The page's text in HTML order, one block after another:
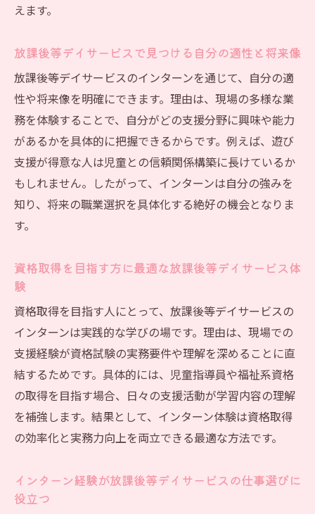
の実例
自分らしいキャリアを築くインターン体験ガイ
ド
放課後等デイサービスのインターンで描く
キャリアパス
自分に合う放課後等デイサービスの選び方
ガイド
放課後等デイサービスで見つける理想の働
の将来を拓く
形成のヒント
口コミや比較で知る放課後等デイサービス
の魅力と選び方
えます。
放課後等デイサービスで見つける自分の適性と将来像
放課後等デイサービスのインターンを通じて、自分の適
性や将来像を明確にできます。理由は、現場の多様な業
務を体験することで、自分がどの支援分野に興味や能力
があるかを具体的に把握できるからです。例えば、遊び
支援が得意な人は児童との信頼関係構築に長けているか
もしれません。したがって、インターンは自分の強みを
知り、将来の職業選択を具体化する絶好の機会となりま
す。
資格取得を目指す方に最適な放課後等デイサービス体
験
資格取得を目指す人にとって、放課後等デイサービスの
インターンは実践的な学びの場です。理由は、現場での
支援経験が資格試験の実務要件や理解を深めることに直
結するためです。具体的には、児童指導員や福祉系資格
の取得を目指す場合、日々の支援活動が学習内容の理解
を補強します。結果として、インターン体験は資格取得
の効率化と実務力向上を両立できる最適な方法です。
インターン経験が放課後等デイサービスの仕事選びに
役立つ